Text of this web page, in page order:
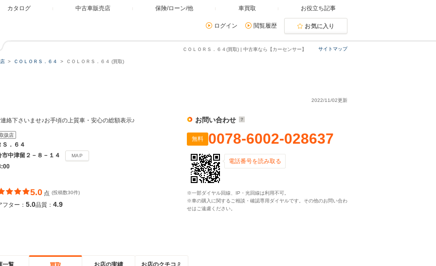
カタログ 中古車販売店 保険/ローン/他 車買取 お役立ち記事
ログイン 閲覧履歴 お気に入り
サイトマップ
ＣＯＬＯＲＳ．６４(買取) | 中古車なら【カーセンサー】
ＣＯＬＯＲＳ．６４ ＣＯＬＯＲＳ．６４ (買取)
2022/11/02更新
絡下さいませ♪お手頃の上質車・安心の総額表示♪
扱店
Ｓ．６４
市中津留２－８－１４ MAP
5.0 点 (投稿数30件)
フター： 5.0品質： 4.9
お問い合わせ
無料 0078-6002-028637
電話番号を読み取る
※一部ダイヤル回線、IP・光回線は利用不可。
※車の購入に関するご相談・確認専用ダイヤルです。その他のお問い合わ
せはご遠慮ください。
一覧 お店の実績 お店のクチコミ